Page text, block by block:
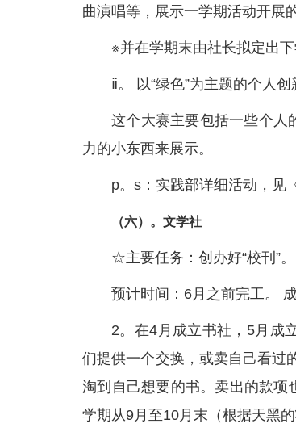
曲演唱等，展示一学期活动开展
※并在学期末由社长拟定出下
ⅱ。 以“绿色”为主题的个人创
这个大赛主要包括一些个人
力的小东西来展示。
p。s：实践部详细活动，见
（六）。文学社
☆主要任务：创办好“校刊”。
预计时间：6月之前完工。
2。在4月成立书社，5月成
们提供一个交换，或卖自己看过
淘到自己想要的书。卖出的款项
学期从9月至10月末（根据天黑